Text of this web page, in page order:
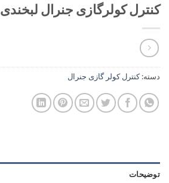
کنترل کولرگازی جنرال لبخندی
دسته:کنترل کولر گازی جنرال
توضیحات